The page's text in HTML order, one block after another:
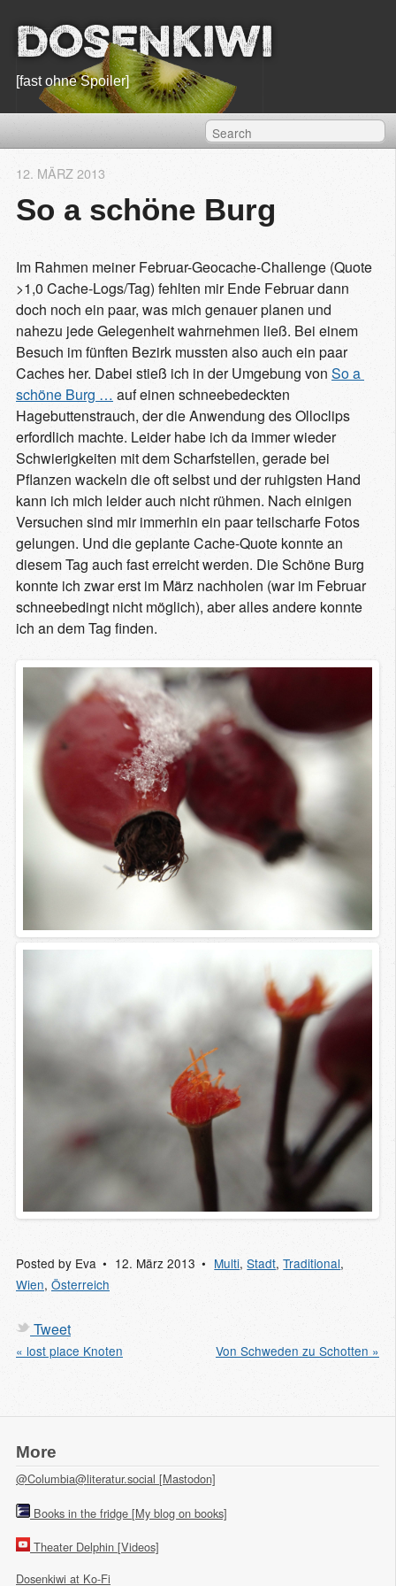
Dosenkiwi
[fast ohne Spoiler]
So a schöne Burg
12. MÄRZ 2013
Im Rahmen meiner Februar-Geocache-Challenge (Quote
>1,0 Cache-Logs/Tag) fehlten mir Ende Februar dann
doch noch ein paar, was mich genauer planen und
nahezu jede Gelegenheit wahrnehmen ließ. Bei einem
Besuch im fünften Bezirk mussten also auch ein paar
Caches her. Dabei stieß ich in der Umgebung von So a
schöne Burg … auf einen schneebedeckten
Hagebuttenstrauch, der die Anwendung des Olloclips
erfordlich machte. Leider habe ich da immer wieder
Schwierigkeiten mit dem Scharfstellen, gerade bei
Pflanzen wackeln die oft selbst und der ruhigsten Hand
kann ich mich leider auch nicht rühmen. Nach einigen
Versuchen sind mir immerhin ein paar teilscharfe Fotos
gelungen. Und die geplante Cache-Quote konnte an
diesem Tag auch fast erreicht werden. Die Schöne Burg
konnte ich zwar erst im März nachholen (war im Februar
schneebedingt nicht möglich), aber alles andere konnte
ich an dem Tag finden.
Posted by Eva 12. März 2013 Multi,Stadt,Traditional,
Wien, Österreich
Tweet
« lost place Knoten Von Schweden zu Schotten »
More
@Columbia@literatur.social [Mastodon]
Books in the fridge [My blog on books]
Theater Delphin [Videos]
Dosenkiwi at Ko-Fi